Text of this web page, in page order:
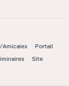
Amicales
Portail
Site